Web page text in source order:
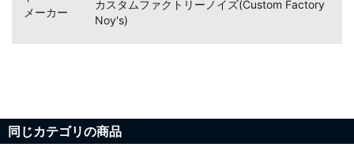
メーカー
カスタムファクトリーノイズ(Custom Factory
Noy's)
同じカテゴリの商品